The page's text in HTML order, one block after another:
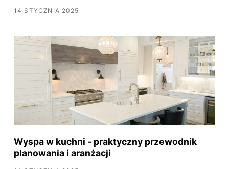
14 STYCZNIA 2025
Wyspa w kuchni - praktyczny przewodnik
planowania i aranżacji